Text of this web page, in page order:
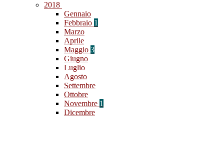
2018
Gennaio
Febbraio 1
Marzo
Aprile
Maggio 3
Giugno
Luglio
Agosto
Settembre
Ottobre
Novembre 1
Dicembre